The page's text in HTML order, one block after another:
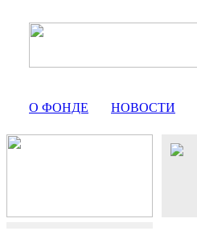
О ФОНДЕ НОВОСТИ